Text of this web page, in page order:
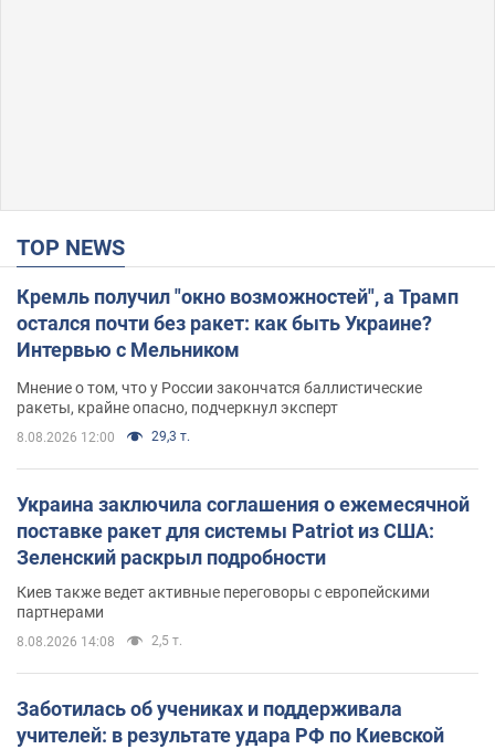
TOP NEWS
Кремль получил "окно возможностей", а Трамп
остался почти без ракет: как быть Украине?
Интервью с Мельником
Мнение о том, что у России закончатся баллистические
ракеты, крайне опасно, подчеркнул эксперт
8.08.2026 12:00 29,3 т.
Украина заключила соглашения о ежемесячной
поставке ракет для системы Patriot из США:
Зеленский раскрыл подробности
Киев также ведет активные переговоры с европейскими
партнерами
8.08.2026 14:08 2,5 т.
Заботилась об учениках и поддерживала
учителей: в результате удара РФ по Киевской